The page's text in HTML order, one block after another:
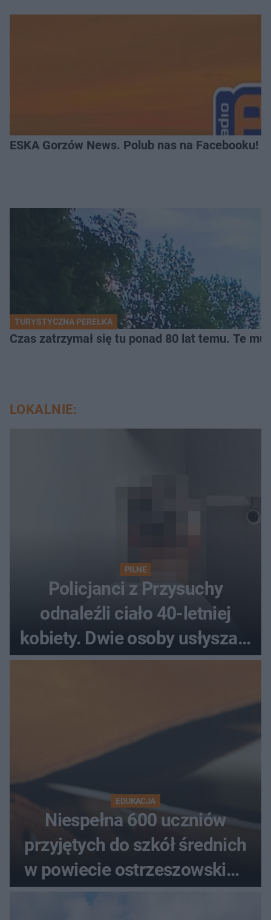
ESKA Gorzów News. Polub nas na Facebooku!
TURYSTYCZNA PEREŁKA
Czas zatrzymał się tu ponad 80 lat temu. Te
LOKALNIE:
PILNE
Policjanci z Przysuchy
odnaleźli ciało 40-letniej
kobiety. Dwie osoby usłyszały
zarzut zabójstwa
EDUKACJA
Niespełna 600 uczniów
przyjętych do szkół średnich
w powiecie ostrzeszowskim.
Które kierunki wybierali